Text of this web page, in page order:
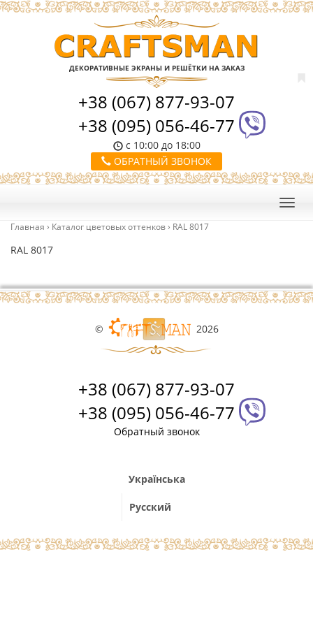
ДЕКОРАТИВНЫЕ ЭКРАНЫ И РЕШЁТКИ НА ЗАКАЗ
+38 (067) 877-93-07
+38 (095) 056-46-77
с 10:00 до 18:00
ОБРАТНЫЙ ЗВОНОК
Главная › Каталог цветовых оттенков› RAL 8017
RAL 8017
© 2026
+38 (067) 877-93-07
+38 (095) 056-46-77
Обратный звонок
Українська
Русский